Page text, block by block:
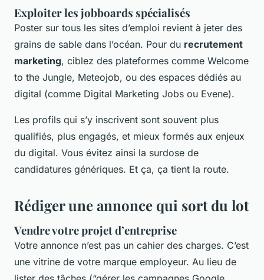
Exploiter les jobboards spécialisés
Poster sur tous les sites d’emploi revient à jeter des
grains de sable dans l’océan. Pour du recrutement
marketing, ciblez des plateformes comme Welcome
to the Jungle, Meteojob, ou des espaces dédiés au
digital (comme Digital Marketing Jobs ou Evene).
Les profils qui s’y inscrivent sont souvent plus
qualifiés, plus engagés, et mieux formés aux enjeux
du digital. Vous évitez ainsi la surdose de
candidatures génériques. Et ça, ça tient la route.
Rédiger une annonce qui sort du lot
Vendre votre projet d’entreprise
Votre annonce n’est pas un cahier des charges. C’est
une vitrine de votre marque employeur. Au lieu de